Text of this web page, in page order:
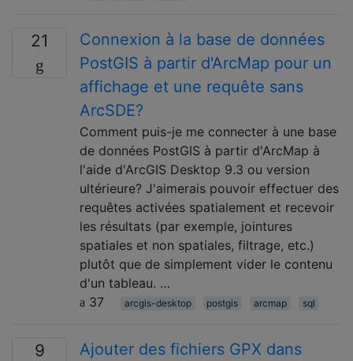
21
Connexion à la base de données
PostGIS à partir d'ArcMap pour un
affichage et une requête sans
ArcSDE?
Comment puis-je me connecter à une base
de données PostGIS à partir d'ArcMap à
l'aide d'ArcGIS Desktop 9.3 ou version
ultérieure? J'aimerais pouvoir effectuer des
requêtes activées spatialement et recevoir
les résultats (par exemple, jointures
spatiales et non spatiales, filtrage, etc.)
plutôt que de simplement vider le contenu
d'un tableau. …
37
arcgis-desktop postgis arcmap sql
9
Ajouter des fichiers GPX dans